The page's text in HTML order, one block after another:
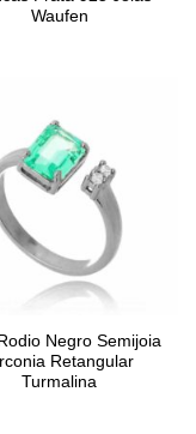
Waufen
Negro Semijoia
Retangular
Turmalina